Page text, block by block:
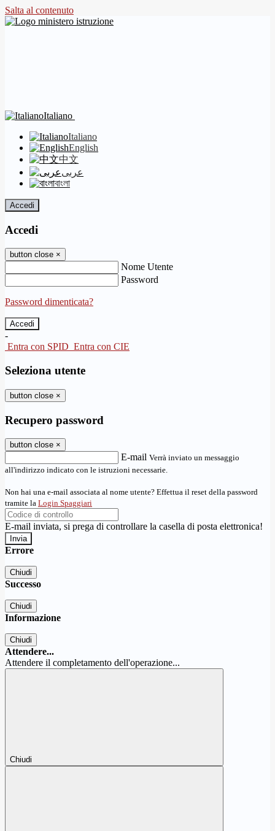
Salta al contenuto
Italiano
Italiano
English
中文
عربى
বাংলা
Accedi
Accedi
button close ×
Nome Utente
Password
Password dimenticata?
-
Entra con SPID Entra con CIE
Seleziona utente
button close ×
Recupero password
button close ×
E-mail Verrà inviato un messaggio
all'indirizzo indicato con le istruzioni necessarie.
Non hai una e-mail associata al nome utente? Effettua il reset della password
tramite la Login Spaggiari
E-mail inviata, si prega di controllare la casella di posta elettronica!
Errore
Chiudi
Successo
Chiudi
Informazione
Chiudi
Attendere...
Attendere il completamento dell'operazione...
Chiudi